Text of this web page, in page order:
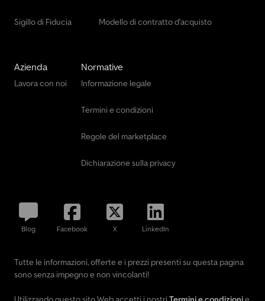
Sigillo di Fiducia Modello di contratto d'acquisto
Azienda
Lavora con noi
Normative
Informazione legale
Termini e condizioni
Regole del marketplace
Dichiarazione sulla privacy
Blog Facebook X LinkedIn
Tutte le informazioni, offerte e i prezzi presenti su questa pagina
sono senza impegno e non vincolanti!